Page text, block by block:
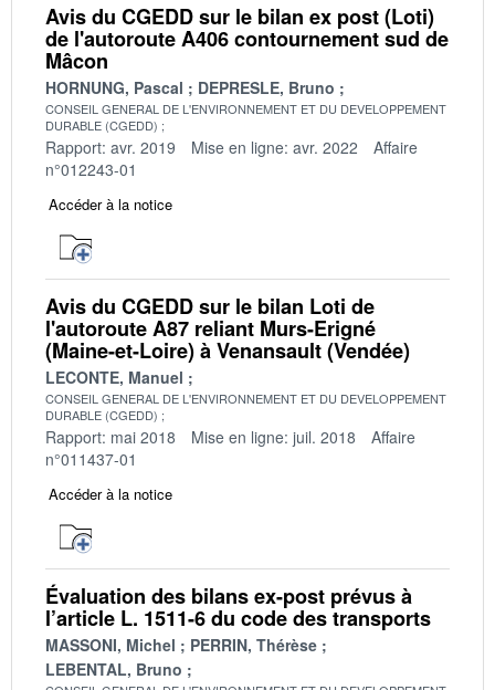
Avis du CGEDD sur le bilan ex post (Loti)
de l'autoroute A406 contournement sud de
Mâcon
HORNUNG, Pascal DEPRESLE, Bruno
CONSEIL GENERAL DE L'ENVIRONNEMENT ET DU DEVELOPPEMENT
DURABLE (CGEDD)
Rapport: avr. 2019 Mise en ligne: avr. 2022
Affaire
n°012243-01
Accéder à la notice
Avis du CGEDD sur le bilan Loti de
l'autoroute A87 reliant Murs-Erigné
(Maine-et-Loire) à Venansault (Vendée)
LECONTE, Manuel
CONSEIL GENERAL DE L'ENVIRONNEMENT ET DU DEVELOPPEMENT
DURABLE (CGEDD)
Rapport: mai 2018 Mise en ligne: juil. 2018
Affaire
n°011437-01
Accéder à la notice
Évaluation des bilans ex-post prévus à
l’article L. 1511-6 du code des transports
MASSONI, Michel
PERRIN, Thérèse
LEBENTAL, Bruno